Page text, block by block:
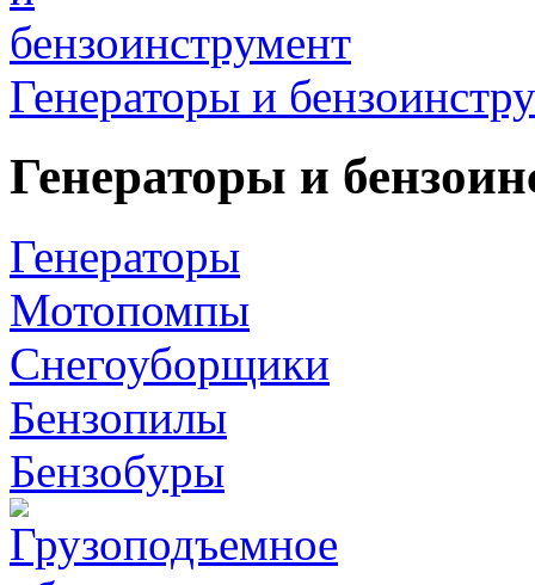
Генераторы и
Генераторы и
Генераторы
Мотопомпы
Снегоуборщики
Бензопилы
Бензобуры